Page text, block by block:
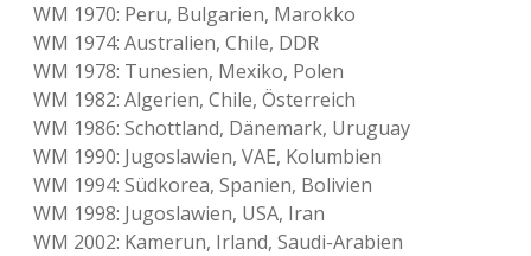
WM 1970: Peru, Bulgarien, Marokko
WM 1974: Australien, Chile, DDR
WM 1978: Tunesien, Mexiko, Polen
WM 1982: Algerien, Chile, Österreich
WM 1986: Schottland, Dänemark, Uruguay
WM 1990: Jugoslawien, VAE, Kolumbien
WM 1994: Südkorea, Spanien, Bolivien
WM 1998: Jugoslawien, USA, Iran
WM 2002: Kamerun, Irland, Saudi-Arabien